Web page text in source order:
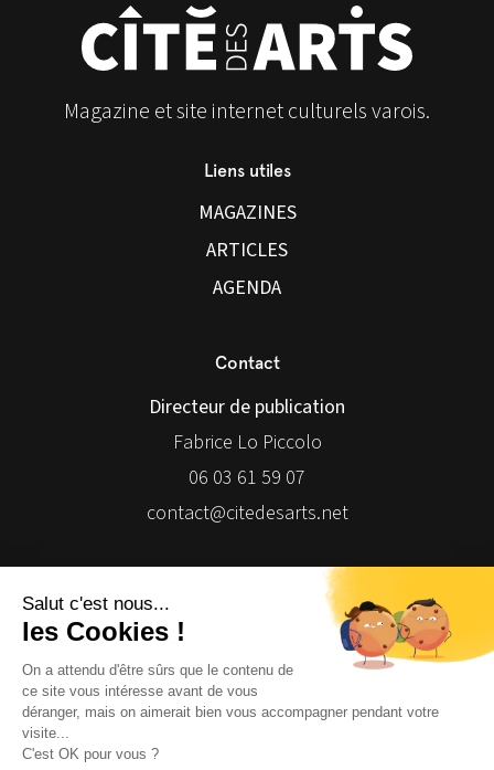
Magazine et site internet culturels varois.
Liens utiles
MAGAZINES
ARTICLES
AGENDA
Contact
Directeur de publication
Fabrice Lo Piccolo
06 03 61 59 07
contact@citedesarts.net